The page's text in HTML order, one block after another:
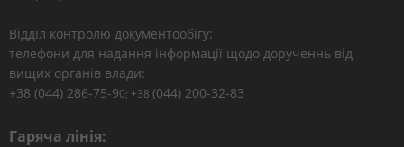
Відділ контролю документообігу:
телефони для надання інформації щодо дорученнь від
вищих органів влади:
+38 (044) 286-75-90; +38 (044) 200-32-83
Гаряча лінія: